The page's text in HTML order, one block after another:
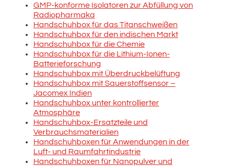
GMP-konforme Isolatoren zur Abfüllung von
Radiopharmaka
Handschuhbox für das Titanschweißen
Handschuhbox für den indischen Markt
Handschuhbox für die Chemie
Handschuhbox für die Lithium-Ionen-
Batterieforschung
Handschuhbox mit Überdruckbelüftung
Handschuhbox mit Sauerstoffsensor –
Jacomex Indien
Handschuhbox unter kontrollierter
Atmosphäre
Handschuhbox-Ersatzteile und
Verbrauchsmaterialien
Handschuhboxen für Anwendungen in der
Luft- und Raumfahrtindustrie
Handschuhboxen für Nanopulver und